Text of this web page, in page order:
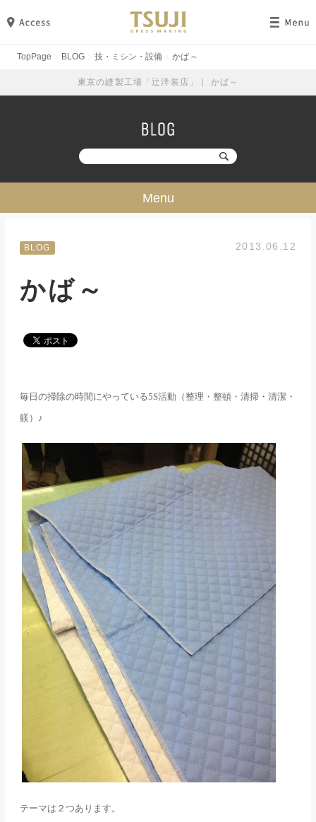
TopPage BLOG 技・ミシン・設備 かば～
東京の縫製工場「辻洋装店」｜ かば～
Menu
メゾンな日々
BLOG 2013.06.12
かば～
毎日の掃除の時間にやっている5S活動（整理・整頓・清掃・清潔・
躾）♪
テーマは２つあります。